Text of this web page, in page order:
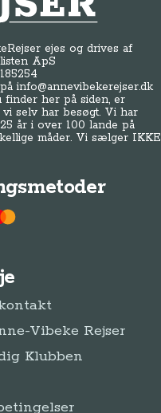
ejes og drives af
ApS
påinfo@annevibekerejser.dk
finder her på siden, er
vi selv har besøgt. Vi har
år i over 100 lande på
måder. Vi sælger IKKE
Vibeke Rejser
Klubben